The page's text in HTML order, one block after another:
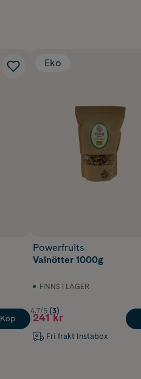
Köp
Eko
Powerfruits
Valnötter 1000g
FINNS I LAGER
4.7/5 (3)
241 kr
Fri frakt Instabox